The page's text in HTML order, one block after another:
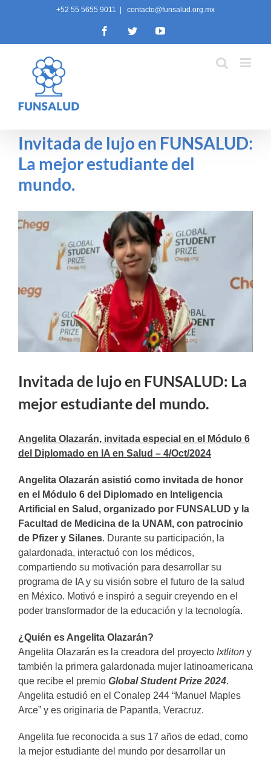
+52 55 5655 9011 contacto@funsalud.org.mx
FacebookTwitterYouTube
Invitada de lujo en FUNSALUD:
La mejor estudiante del
mundo.
View
Larger
Invitada de lujo en FUNSALUD: La
mejor estudiante del mundo.
Angelita Olazarán, invitada especial en el Módulo 6
del Diplomado en IA en Salud – 4/Oct/2024
Angelita Olazarán asistió como invitada de honor
en el Módulo 6 del Diplomado en Inteligencia
Artificial en Salud, organizado por FUNSALUD y la
Facultad de Medicina de la UNAM, con patrocinio
de Pfizer y Silanes. Durante su participación, la
galardonada, interactuó con los médicos,
compartiendo su motivación para desarrollar su
programa de IA y su visión sobre el futuro de la salud
en México. Motivó e inspiró a seguir creyendo en el
poder transformador de la educación y la tecnología.
¿Quién es Angelita Olazarán?
Angelita Olazarán es la creadora del proyecto Ixtliton y
también la primera galardonada mujer latinoamericana
que recibe el premio Global Student Prize 2024.
Angelita estudió en el Conalep 244 “Manuel Maples
Arce” y es originaria de Papantla, Veracruz.
Angelita fue reconocida a sus 17 años de edad, como
la mejor estudiante del mundo por desarrollar un